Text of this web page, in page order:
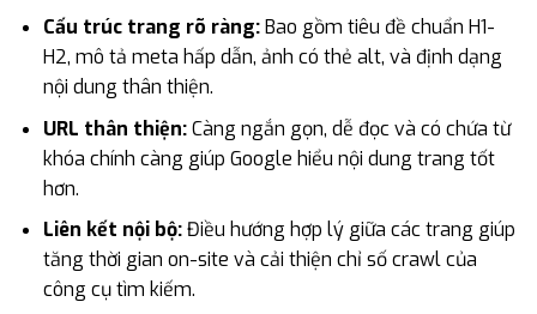
Cấu trúc trang rõ ràng:Bao gồm tiêu đề chuẩn H1-
H2, mô tả meta hấp dẫn, ảnh có thẻ alt, và định dạng
nội dung thân thiện.
URL thân thiện:Càng ngắn gọn, dễ đọc và có chứa từ
khóa chính càng giúp Google hiểu nội dung trang tốt
hơn.
Liên kết nội bộ:Điều hướng hợp lý giữa các trang giúp
tăng thời gian on-site và cải thiện chỉ số crawl của
công cụ tìm kiếm.